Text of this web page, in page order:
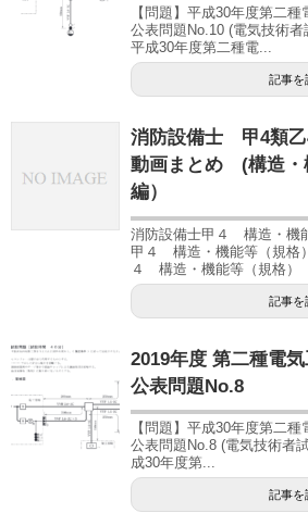
【問題】平成30年度第二
公表問題No.10 (電気技術者
平成30年度第二種電...
記事を
消防設備士 甲4類
動画まとめ (構造・
編）
消防設備士甲４ 構造・機
甲４ 構造・機能等（規格
４ 構造・機能等（規格）
記事を
2019年度 第二種電
公表問題No.8
【問題】平成30年度第二
公表問題No.8 (電気技術者
成30年度第...
記事を